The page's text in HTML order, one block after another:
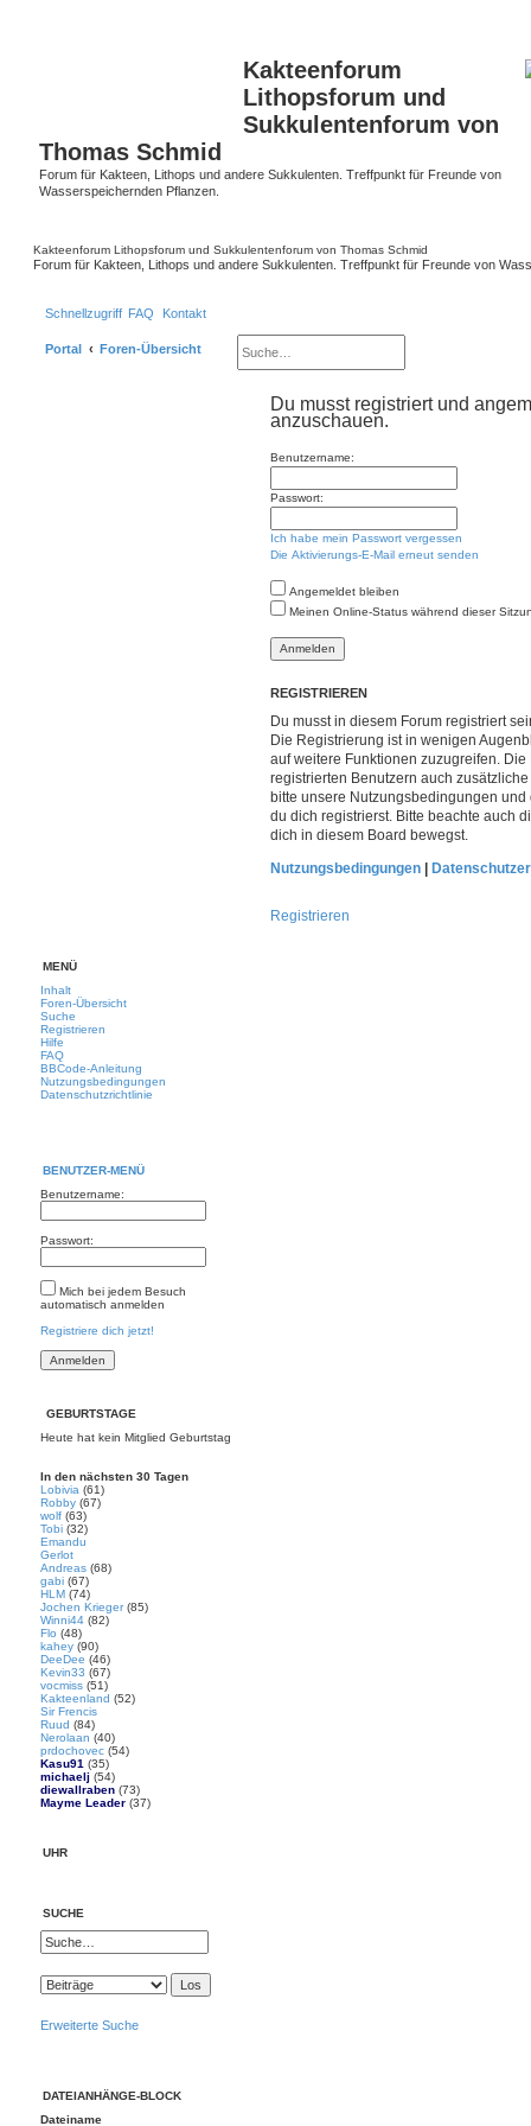
Kakteenforum
Lithopsforum und
Sukkulentenforum von
Thomas Schmid
Forum für Kakteen, Lithops und andere Sukkulenten. Treffpunkt für Freunde von
Wasserspeichernden Pflanzen.
Kakteenforum Lithopsforum und Sukkulentenforum von Thomas Schmid
Forum für Kakteen, Lithops und andere Sukkulenten. Treffpunkt für Freunde von
Schnellzugriff FAQ Kontakt
Portal Foren-Übersicht Suche
Erweiterte Suche
Du musst registriert und
anzuschauen.
Benutzername:
Passwort:
Ich habe mein Passwort vergessen
Die Aktivierungs-E-Mail erneut senden
Angemeldet bleiben
Meinen Online-Status während dieser
REGISTRIEREN
Du musst in diesem Forum registriert
Die Registrierung ist in wenigen
auf weitere Funktionen zuzugreifen.
registrierten Benutzern auch
bitte unsere Nutzungsbedingungen
du dich registrierst. Bitte beachte auch
dich in diesem Board bewegst.
Nutzungsbedingungen |
Registrieren
MENÜ
Inhalt
Foren-Übersicht
Suche
Registrieren
Hilfe
FAQ
BBCode-Anleitung
Nutzungsbedingungen
Datenschutzrichtlinie
BENUTZER-MENÜ
Benutzername:
Passwort:
Mich bei jedem Besuch
automatisch anmelden
Registriere dich jetzt!
GEBURTSTAGE
Heute hat kein Mitglied Geburtstag
In den nächsten 30 Tagen
Lobivia (61)
Robby (67)
wolf (63)
Tobi (32)
Emandu
Gerlot
Andreas (68)
gabi (67)
HLM (74)
Jochen Krieger (85)
Winni44 (82)
Flo (48)
kahey (90)
DeeDee (46)
Kevin33 (67)
vocmiss (51)
Kakteenland (52)
Sir Frencis
Ruud (84)
Nerolaan (40)
prdochovec (54)
Kasu91 (35)
michaelj (54)
diewallraben (73)
Mayme Leader (37)
UHR
SUCHE
Erweiterte Suche
DATEIANHÄNGE-BLOCK
Dateiname